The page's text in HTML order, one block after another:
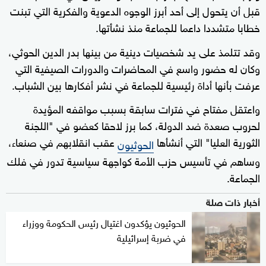
قبل أن يتحول إلى أحد أبرز الوجوه الدعوية والفكرية التي تبنت
خطابا متشددا داعما للجماعة منذ نشأتها.
وقد تتلمذ على يد شخصيات دينية من بينها بدر الدين الحوثي،
وكان له حضور واسع في المحاضرات والدورات الصيفية التي
عرفت بأنها أداة رئيسية للجماعة في نشر أفكارها بين الشباب.
واعتقل مفتاح في فترات سابقة بسبب مواقفه المؤيدة
لحروب صعدة ضد الدولة، كما برز لاحقا كعضو في "اللجنة
الثورية العليا" التي أنشأها الحوثيونعقب انقلابهم في صنعاء،
وساهم في تأسيس حزب الأمة كواجهة سياسية تدور في فلك
الجماعة.
أخبار ذات صلة
الحوثيون يؤكدون اغتيال رئيس الحكومة ووزراء
في ضربة إسرائيلية